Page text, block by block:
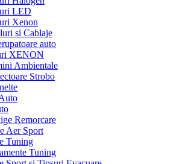
LED
Xenon
si Cablaje
auto
XENON
Ambientale
Strobo
Remorcare
Aer Sport
Tuning
Tuning